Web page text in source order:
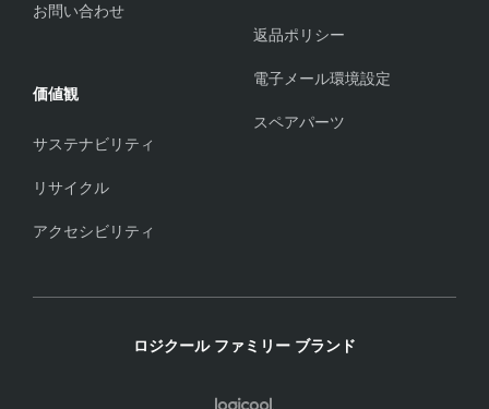
お問い合わせ
価値観
サステナビリティ
リサイクル
アクセシビリティ
返品ポリシー
電子メール環境設定
スペアパーツ
ロジクール ファミリー ブランド